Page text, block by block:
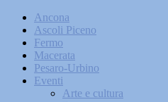
Ancona
Ascoli Piceno
Fermo
Macerata
Pesaro-Urbino
Eventi
Arte e cultura